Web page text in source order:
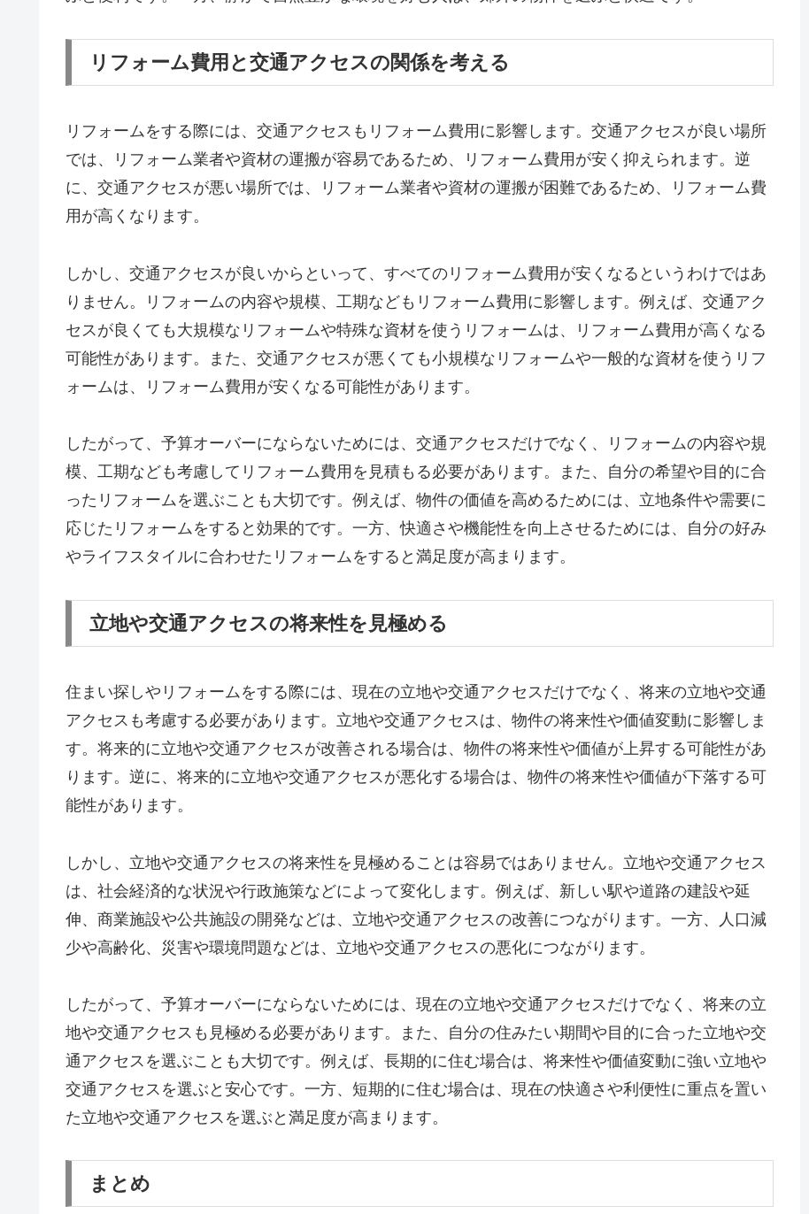
リフォーム費用と交通アクセスの関係を考える
リフォームをする際には、交通アクセスもリフォーム費用に影響します。交通アクセスが良い場所
では、リフォーム業者や資材の運搬が容易であるため、リフォーム費用が安く抑えられます。逆
に、交通アクセスが悪い場所では、リフォーム業者や資材の運搬が困難であるため、リフォーム費
用が高くなります。
しかし、交通アクセスが良いからといって、すべてのリフォーム費用が安くなるというわけではあ
りません。リフォームの内容や規模、工期などもリフォーム費用に影響します。例えば、交通アク
セスが良くても大規模なリフォームや特殊な資材を使うリフォームは、リフォーム費用が高くなる
可能性があります。また、交通アクセスが悪くても小規模なリフォームや一般的な資材を使うリフ
ォームは、リフォーム費用が安くなる可能性があります。
したがって、予算オーバーにならないためには、交通アクセスだけでなく、リフォームの内容や規
模、工期なども考慮してリフォーム費用を見積もる必要があります。また、自分の希望や目的に合
ったリフォームを選ぶことも大切です。例えば、物件の価値を高めるためには、立地条件や需要に
応じたリフォームをすると効果的です。一方、快適さや機能性を向上させるためには、自分の好み
やライフスタイルに合わせたリフォームをすると満足度が高まります。
立地や交通アクセスの将来性を見極める
住まい探しやリフォームをする際には、現在の立地や交通アクセスだけでなく、将来の立地や交通
アクセスも考慮する必要があります。立地や交通アクセスは、物件の将来性や価値変動に影響しま
す。将来的に立地や交通アクセスが改善される場合は、物件の将来性や価値が上昇する可能性があ
ります。逆に、将来的に立地や交通アクセスが悪化する場合は、物件の将来性や価値が下落する可
能性があります。
しかし、立地や交通アクセスの将来性を見極めることは容易ではありません。立地や交通アクセス
は、社会経済的な状況や行政施策などによって変化します。例えば、新しい駅や道路の建設や延
伸、商業施設や公共施設の開発などは、立地や交通アクセスの改善につながります。一方、人口減
少や高齢化、災害や環境問題などは、立地や交通アクセスの悪化につながります。
したがって、予算オーバーにならないためには、現在の立地や交通アクセスだけでなく、将来の立
地や交通アクセスも見極める必要があります。また、自分の住みたい期間や目的に合った立地や交
通アクセスを選ぶことも大切です。例えば、長期的に住む場合は、将来性や価値変動に強い立地や
交通アクセスを選ぶと安心です。一方、短期的に住む場合は、現在の快適さや利便性に重点を置い
た立地や交通アクセスを選ぶと満足度が高まります。
まとめ